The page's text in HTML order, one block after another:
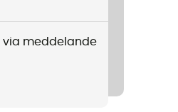
via meddelande